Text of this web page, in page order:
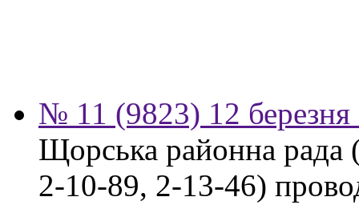
№ 11 (9823) 12 березня
Щорська районна рада
2-10-89, 2-13-46)